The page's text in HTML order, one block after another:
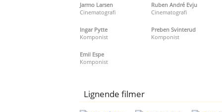
Jarmo Larsen
Cinematografi
Ruben André Evju
Cinematografi
Ingar Pytte
Komponist
Preben Svinterud
Komponist
Emil Espe
Komponist
Lignende filmer